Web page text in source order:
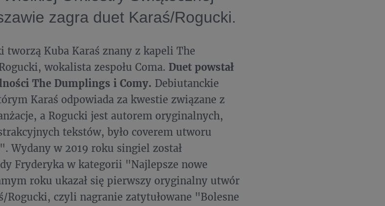
zagra duet Karaś/Rogucki.
tworzą Kuba Karaś znany z kapeli The
wokalista zespołu Coma. Duet powstał
The Dumplings i Comy. Debiutanckie
Karaś odpowiada za kwestie związane z
a Rogucki jest autorem oryginalnych,
tekstów, było coverem utworu
Wydany w 2019 roku singiel został
Fryderyka w kategorii "Najlepsze nowe
roku ukazał się pierwszy oryginalny utwór
Rogucki, czyli nagranie zatytułowane "Bolesne